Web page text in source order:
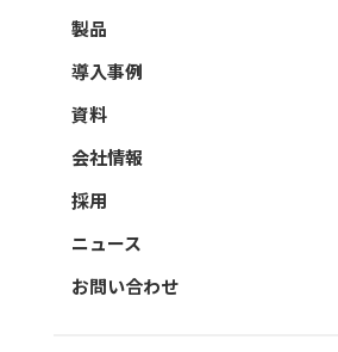
製品
導入事例
資料
会社情報
採用
ニュース
お問い合わせ